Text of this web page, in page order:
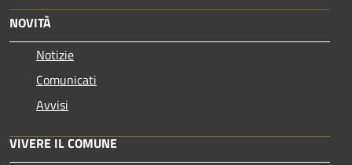
NOVITÀ
Notizie
Comunicati
Avvisi
VIVERE IL COMUNE